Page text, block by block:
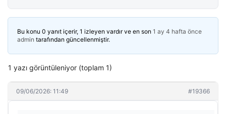
Bu konu 0 yanıt içerir, 1 izleyen vardır ve en son 1 ay 4 hafta önce
admin tarafından güncellenmiştir.
1 yazı görüntüleniyor (toplam 1)
09/06/2026: 11:49 #19366